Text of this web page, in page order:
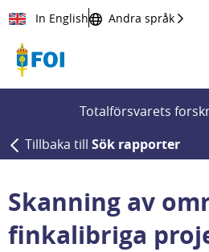
Till innehållet
In English Andra språk
Totalförsvarets
Tillbaka till Sök rapporter
Skanning av
finkalibriga